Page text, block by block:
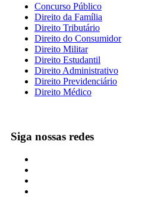
Concurso Público
Direito da Família
Direito Tributário
Direito do Consumidor
Direito Militar
Direito Estudantil
Direito Administrativo
Direito Previdenciário
Direito Médico
Siga nossas redes